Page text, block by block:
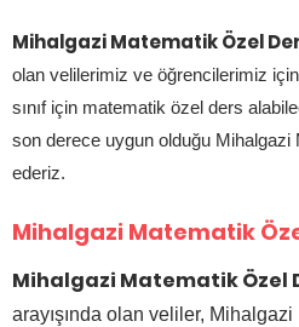
Mihalgazi Matematik Özel
olan velilerimiz ve öğrencilerimiz için
sınıf için matematik özel ders
son derece uygun olduğu
ederiz.
Mihalgazi Matematik
Mihalgazi Matematik Özel
arayışında olan veliler, Mihalgazi